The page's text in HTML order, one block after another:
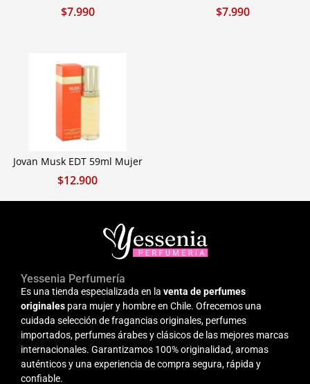
$7.990 $7.990
Jovan Musk EDT 59ml Mujer
$12.900
Yessenia Perfumería
Es una tienda especializada en la venta de perfumes
originales para mujer y hombre en Chile. Ofrecemos una
cuidada selección de fragancias originales, perfumes
importados, perfumes árabes y clásicos de las mejores marcas
internacionales. Garantizamos 100% originalidad, aromas
auténticos y una experiencia de compra segura, rápida y
confiable.